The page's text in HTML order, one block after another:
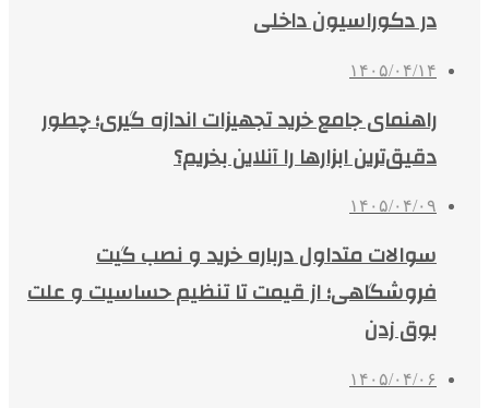
در دکوراسیون داخلی
۱۴۰۵/۰۴/۱۴
راهنمای جامع خرید تجهیزات اندازه گیری؛ چطور
دقیق‌ترین ابزارها را آنلاین بخریم؟
۱۴۰۵/۰۴/۰۹
سوالات متداول درباره خرید و نصب گیت
فروشگاهی؛ از قیمت تا تنظیم حساسیت و علت
بوق زدن
۱۴۰۵/۰۴/۰۶